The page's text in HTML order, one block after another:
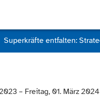
– Freitag, 01. März 2024